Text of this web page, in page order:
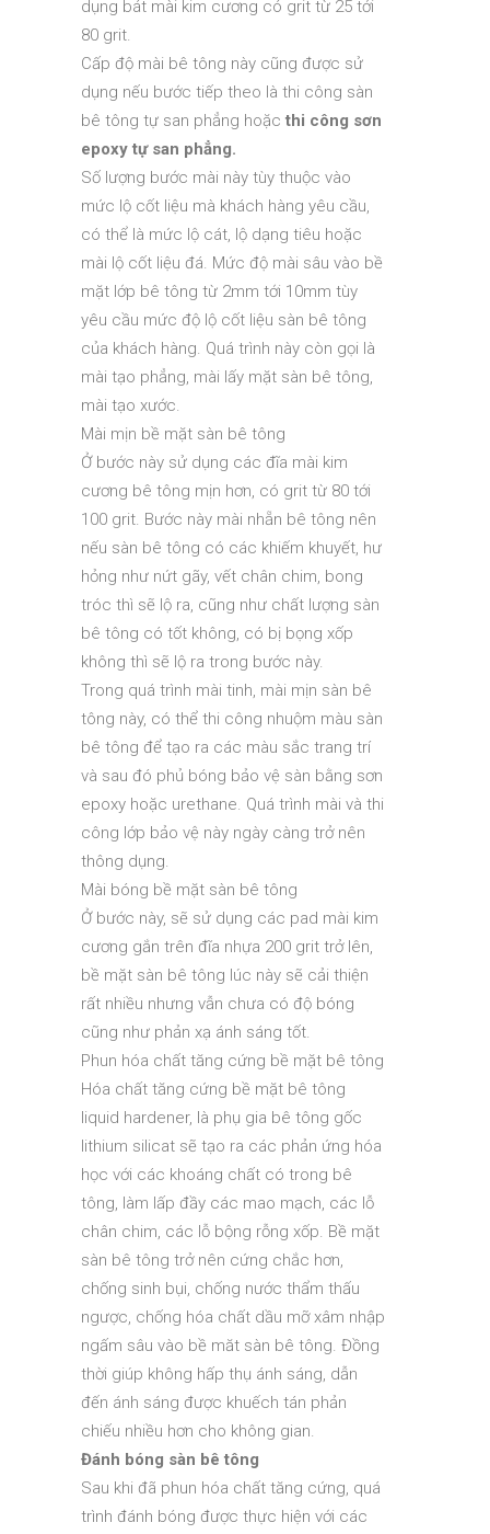
dụng bát mài kim cương có grit từ 25 tới
80 grit.
Cấp độ mài bê tông này cũng được sử
dụng nếu bước tiếp theo là thi công sàn
bê tông tự san phẳng hoặc thi công sơn
epoxy tự san phẳng.
Số lượng bước mài này tùy thuộc vào
mức lộ cốt liệu mà khách hàng yêu cầu,
có thể là mức lộ cát, lộ dạng tiêu hoặc
mài lộ cốt liệu đá. Mức độ mài sâu vào bề
mặt lớp bê tông từ 2mm tới 10mm tùy
yêu cầu mức độ lộ cốt liệu sàn bê tông
của khách hàng. Quá trình này còn gọi là
mài tạo phẳng, mài lấy mặt sàn bê tông,
mài tạo xước.
Mài mịn bề mặt sàn bê tông
Ở bước này sử dụng các đĩa mài kim
cương bê tông mịn hơn, có grit từ 80 tới
100 grit. Bước này mài nhẵn bê tông nên
nếu sàn bê tông có các khiếm khuyết, hư
hỏng như nứt gãy, vết chân chim, bong
tróc thì sẽ lộ ra, cũng như chất lượng sàn
bê tông có tốt không, có bị bọng xốp
không thì sẽ lộ ra trong bước này.
Trong quá trình mài tinh, mài mịn sàn bê
tông này, có thể thi công nhuộm màu sàn
bê tông để tạo ra các màu sắc trang trí
và sau đó phủ bóng bảo vệ sàn bằng sơn
epoxy hoặc urethane. Quá trình mài và thi
công lớp bảo vệ này ngày càng trở nên
thông dụng.
Mài bóng bề mặt sàn bê tông
Ở bước này, sẽ sử dụng các pad mài kim
cương gắn trên đĩa nhựa 200 grit trở lên,
bề mặt sàn bê tông lúc này sẽ cải thiện
rất nhiều nhưng vẫn chưa có độ bóng
cũng như phản xạ ánh sáng tốt.
Phun hóa chất tăng cứng bề mặt bê tông
Hóa chất tăng cứng bề mặt bê tông
liquid hardener, là phụ gia bê tông gốc
lithium silicat sẽ tạo ra các phản ứng hóa
học với các khoáng chất có trong bê
tông, làm lấp đầy các mao mạch, các lỗ
chân chim, các lỗ bộng rỗng xốp. Bề mặt
sàn bê tông trở nên cứng chắc hơn,
chống sinh bụi, chống nước thẩm thấu
ngược, chống hóa chất dầu mỡ xâm nhập
ngấm sâu vào bề măt sàn bê tông. Đồng
thời giúp không hấp thụ ánh sáng, dẫn
đến ánh sáng được khuếch tán phản
chiếu nhiều hơn cho không gian.
Đánh bóng sàn bê tông
Sau khi đã phun hóa chất tăng cứng, quá
trình đánh bóng được thực hiện với các